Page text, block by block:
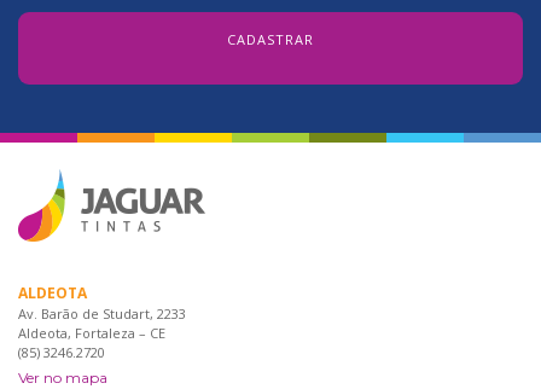
ALDEOTA
Av. Barão de Studart, 2233
Aldeota, Fortaleza – CE
(85) 3246.2720
Ver no mapa